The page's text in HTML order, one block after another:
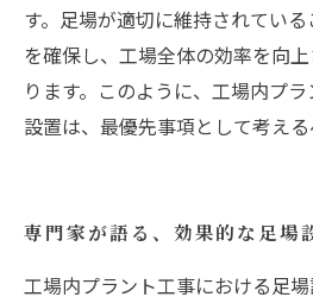
す。足場が適切に維持されてい
を確保し、工場全体の効率を向
ります。このように、工場内プ
設置は、最優先事項として考える
専門家が語る、効果的な足場
工場内プラント工事における足